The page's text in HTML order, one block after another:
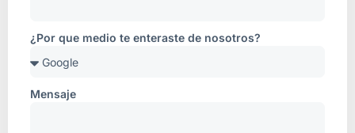
¿Por que medio te enteraste de nosotros?
Mensaje